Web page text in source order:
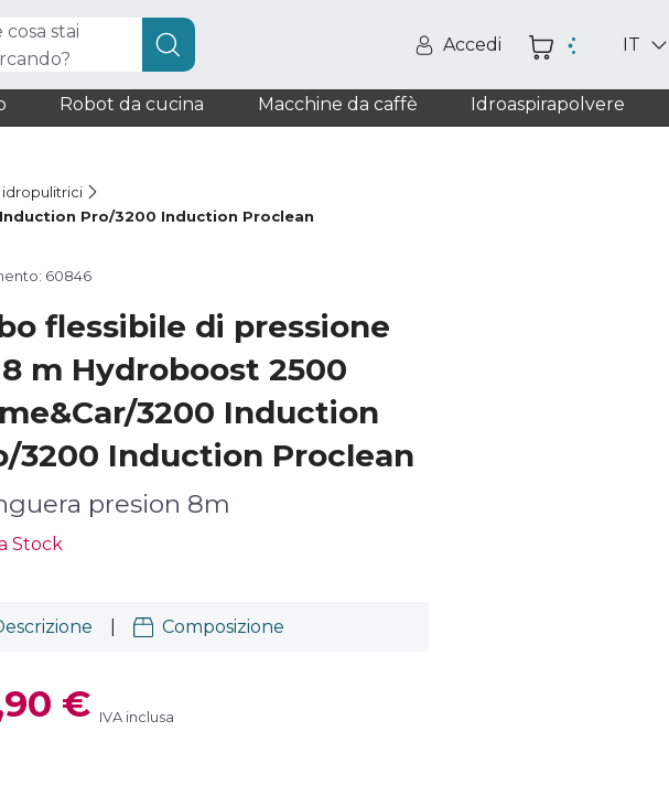
cosa stai
Accedi IT
Robot da cucina Macchine da caffè Idroaspirapolvere
idropulitrici
Pro/3200 Induction Proclean
60846
flessibile di pressione
m Hydroboost 2500
3200 Induction
3200 Induction Proclean
presion 8m
Stock
Composizione
€ IVA inclusa